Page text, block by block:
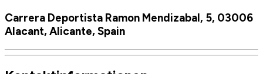
Carrera Deportista Ramon Mendizabal, 5, 03006
Alacant, Alicante, Spain